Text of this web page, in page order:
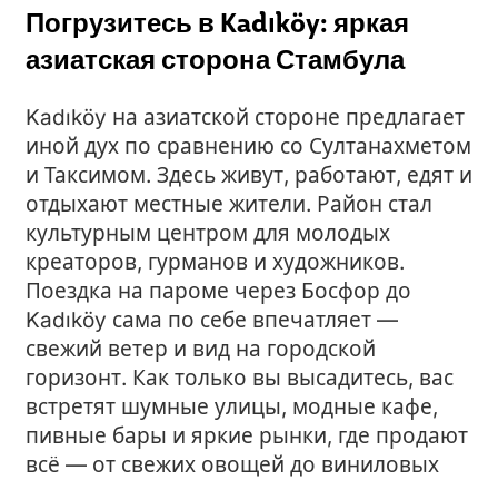
Погрузитесь в Kadıköy: яркая
азиатская сторона Стамбула
Kadıköy на азиатской стороне предлагает
иной дух по сравнению со Султанахметом
и Таксимом. Здесь живут, работают, едят и
отдыхают местные жители. Район стал
культурным центром для молодых
креаторов, гурманов и художников.
Поездка на пароме через Босфор до
Kadıköy сама по себе впечатляет —
свежий ветер и вид на городской
горизонт. Как только вы высадитесь, вас
встретят шумные улицы, модные кафе,
пивные бары и яркие рынки, где продают
всё — от свежих овощей до виниловых